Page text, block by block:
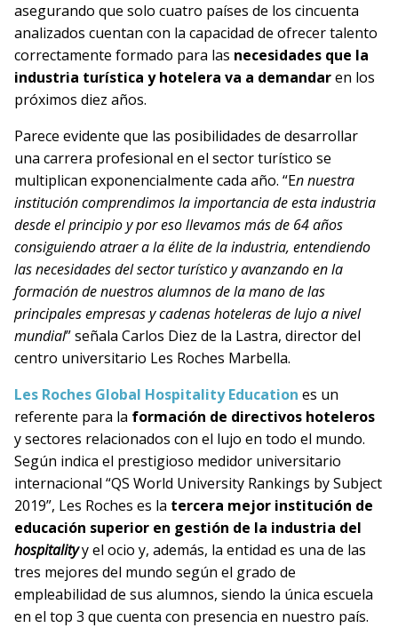
asegurando que solo cuatro países de los cincuenta
analizados cuentan con la capacidad de ofrecer talento
correctamente formado para las necesidades que la
industria turística y hotelera va a demandaren los
próximos diez años.
Parece evidente que las posibilidades de desarrollar
una carrera profesional en el sector turístico se
multiplican exponencialmente cada año. “En nuestra
institución comprendimos la importancia de esta industria
desde el principio y por eso llevamos más de 64 años
consiguiendo atraer a la élite de la industria, entendiendo
las necesidades del sector turístico y avanzando en la
formación de nuestros alumnos de la mano de las
principales empresas y cadenas hoteleras de lujo a nivel
mundial” señala Carlos Diez de la Lastra, director del
centro universitario Les Roches Marbella.
Les Roches Global Hospitality Education es un
referente para la formación de directivos hoteleros
y sectores relacionados con el lujo en todo el mundo.
Según indica el prestigioso medidor universitario
internacional “QS World University Rankings by Subject
2019”, Les Roches es la tercera mejor institución de
educación superior en gestión de la industria del
hospitalityy el ocio y, además, la entidad es una de las
tres mejores del mundo según el grado de
empleabilidad de sus alumnos, siendo la única escuela
en el top 3 que cuenta con presencia en nuestro país.